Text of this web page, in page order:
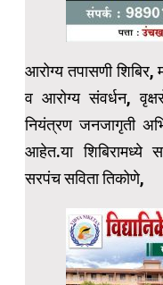
आरोग्य तपासणी
व आरोग्य संवर्धन,
नियंत्रण जनजागृती
आहेत.या शिबिरामध्ये
सरपंच सविता तिकोणे,